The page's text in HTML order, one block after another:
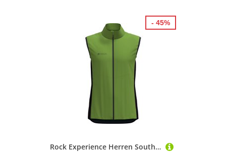
Rock Experience Herren South Face Hybrid Weste
- 45%